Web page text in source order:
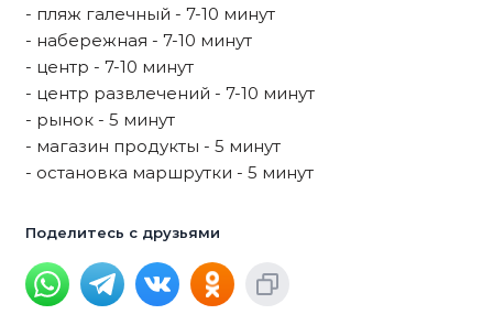
- пляж галечный - 7-10 минут
- набережная - 7-10 минут
- центр - 7-10 минут
- центр развлечений - 7-10 минут
- рынок - 5 минут
- магазин продукты - 5 минут
- остановка маршрутки - 5 минут
Поделитесь с друзьями